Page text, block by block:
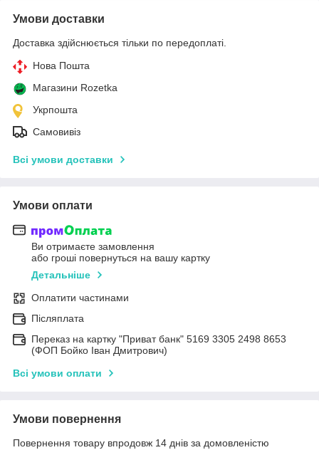
Умови доставки
Доставка здійснюється тільки по передоплаті.
Нова Пошта
Магазини Rozetka
Укрпошта
Самовивіз
Всі умови доставки
Умови оплати
Ви отримаєте замовлення
або гроші повернуться на вашу картку
Детальніше
Оплатити частинами
Післяплата
Переказ на картку "Приват банк" 5169 3305 2498 8653
(ФОП Бойко Іван Дмитрович)
Всі умови оплати
Умови повернення
Повернення товару впродовж 14 днів за домовленістю